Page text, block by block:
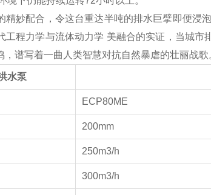
精妙配合，令这台重达半吨的排水巨擘即便浸
工程力学与流体动力学 美融合的实证，当城
谱写着一曲人类智慧对抗自然暴虐的壮丽战歌
水泵
ECP80ME
200mm
250m3/h
300m3/h